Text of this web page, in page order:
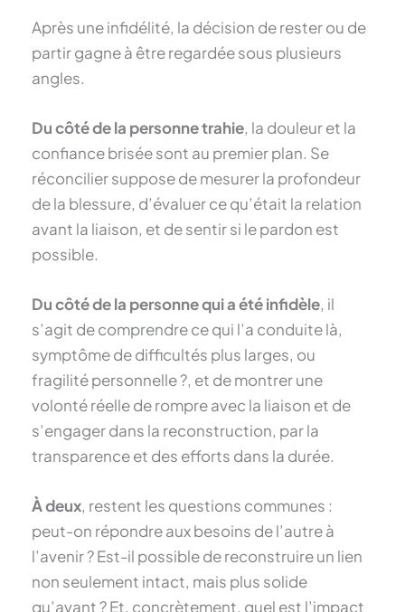
Après une infidélité, la décision de rester ou de
partir gagne à être regardée sous plusieurs
angles.
Du côté de la personne trahie, la douleur et la
confiance brisée sont au premier plan. Se
réconcilier suppose de mesurer la profondeur
de la blessure, d’évaluer ce qu’était la relation
avant la liaison, et de sentir si le pardon est
possible.
Du côté de la personne qui a été infidèle, il
s’agit de comprendre ce qui l’a conduite là,
symptôme de difficultés plus larges, ou
fragilité personnelle ?, et de montrer une
volonté réelle de rompre avec la liaison et de
s’engager dans la reconstruction, par la
transparence et des efforts dans la durée.
À deux, restent les questions communes :
peut-on répondre aux besoins de l’autre à
l’avenir ? Est-il possible de reconstruire un lien
non seulement intact, mais plus solide
qu’avant ? Et, concrètement, quel est l’impact